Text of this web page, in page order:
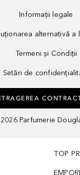
Informații legale
alternativă a
Termeni și Condiții
Setări de
2026 Parfumerie
TOP